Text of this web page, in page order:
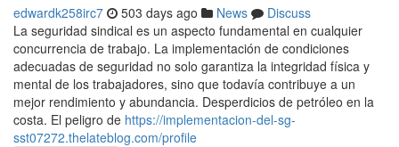
edwardk258irc7 503 days ago News
Discuss
La seguridad sindical es un aspecto fundamental en cualquier
concurrencia de trabajo. La implementación de condiciones
adecuadas de seguridad no solo garantiza la integridad física y
mental de los trabajadores, sino que todavía contribuye a un
mejor rendimiento y abundancia. Desperdicios de petróleo en la
costa. El peligro de https://implementacion-del-sg-
sst07272.thelateblog.com/profile